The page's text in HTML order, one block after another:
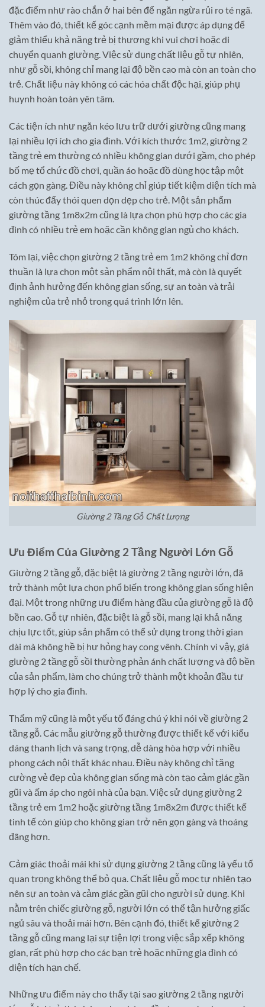
đặc điểm như rào chắn ở hai bên để ngăn ngừa rủi ro té ngã.
Thêm vào đó, thiết kế góc cạnh mềm mại được áp dụng để
giảm thiểu khả năng trẻ bị thương khi vui chơi hoặc di
chuyển quanh giường. Việc sử dụng chất liệu gỗ tự nhiên,
như gỗ sồi, không chỉ mang lại độ bền cao mà còn an toàn cho
trẻ. Chất liệu này không có các hóa chất độc hại, giúp phụ
huynh hoàn toàn yên tâm.
Các tiện ích như ngăn kéo lưu trữ dưới giường cũng mang
lại nhiều lợi ích cho gia đình. Với kích thước 1m2, giường 2
tầng trẻ em thường có nhiều không gian dưới gầm, cho phép
bố mẹ tổ chức đồ chơi, quần áo hoặc đồ dùng học tập một
cách gọn gàng. Điều này không chỉ giúp tiết kiệm diện tích mà
còn thúc đẩy thói quen dọn dẹp cho trẻ. Một sản phẩm
giường tầng 1m8x2m cũng là lựa chọn phù hợp cho các gia
đình có nhiều trẻ em hoặc cần không gian ngủ cho khách.
Tóm lại, việc chọn giường 2 tầng trẻ em 1m2 không chỉ đơn
thuần là lựa chọn một sản phẩm nội thất, mà còn là quyết
định ảnh hưởng đến không gian sống, sự an toàn và trải
nghiệm của trẻ nhỏ trong quá trình lớn lên.
Giường 2 Tầng Gỗ Chất Lượng
Ưu Điểm Của Giường 2 Tầng Người Lớn Gỗ
Giường 2 tầng gỗ, đặc biệt là giường 2 tầng người lớn, đã
trở thành một lựa chọn phổ biến trong không gian sống hiện
đại. Một trong những ưu điểm hàng đầu của giường gỗ là độ
bền cao. Gỗ tự nhiên, đặc biệt là gỗ sồi, mang lại khả năng
chịu lực tốt, giúp sản phẩm có thể sử dụng trong thời gian
dài mà không hề bị hư hỏng hay cong vênh. Chính vì vậy, giá
giường 2 tầng gỗ sồi thường phản ánh chất lượng và độ bền
của sản phẩm, làm cho chúng trở thành một khoản đầu tư
hợp lý cho gia đình.
Thẩm mỹ cũng là một yếu tố đáng chú ý khi nói về giường 2
tầng gỗ. Các mẫu giường gỗ thường được thiết kế với kiểu
dáng thanh lịch và sang trọng, dễ dàng hòa hợp với nhiều
phong cách nội thất khác nhau. Điều này không chỉ tăng
cường vẻ đẹp của không gian sống mà còn tạo cảm giác gần
gũi và ấm áp cho ngôi nhà của bạn. Việc sử dụng giường 2
tầng trẻ em 1m2 hoặc giường tầng 1m8x2m được thiết kế
tinh tế còn giúp cho không gian trở nên gọn gàng và thoáng
đãng hơn.
Cảm giác thoải mái khi sử dụng giường 2 tầng cũng là yếu tố
quan trọng không thể bỏ qua. Chất liệu gỗ mọc tự nhiên tạo
nên sự an toàn và cảm giác gần gũi cho người sử dụng. Khi
nằm trên chiếc giường gỗ, người lớn có thể tận hưởng giấc
ngủ sâu và thoải mái hơn. Bên cạnh đó, thiết kế giường 2
tầng gỗ cũng mang lại sự tiện lợi trong việc sắp xếp không
gian, rất phù hợp cho các bạn trẻ hoặc những gia đình có
diện tích hạn chế.
Những ưu điểm này cho thấy tại sao giường 2 tầng người